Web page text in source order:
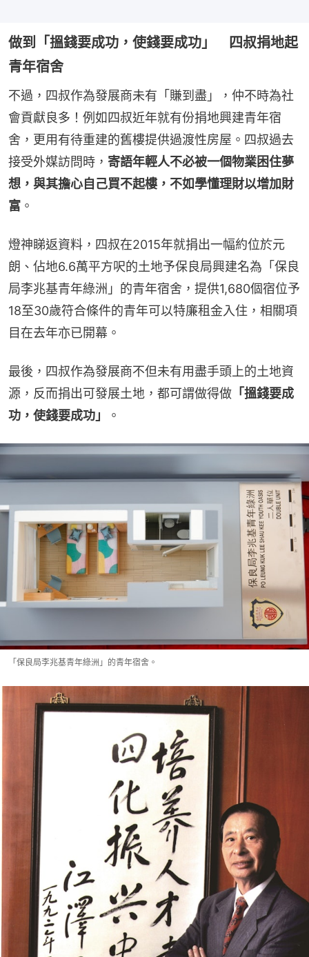
做到「搵錢要成功，使錢要成功」 四叔捐地起
青年宿舍
不過，四叔作為發展商未有「賺到盡」，仲不時為社
會貢獻良多！例如四叔近年就有份捐地興建青年宿
舍，更用有待重建的舊樓提供過渡性房屋。四叔過去
接受外媒訪問時， 寄語年輕人不必被一個物業困住夢
想，與其擔心自己買不起樓，不如學懂理財以增加財
富 。
燈神睇返資料，四叔在2015年就捐出一幅約位於元
朗、佔地6.6萬平方呎的土地予保良局興建名為「保良
局李兆基青年綠洲」的青年宿舍，提供1,680個宿位予
18至30歲符合條件的青年可以特廉租金入住，相關項
目在去年亦已開幕。
最後，四叔作為發展商不但未有用盡手頭上的土地資
源，反而捐出可發展土地，都可謂做得做 「搵錢要成
功，使錢要成功」
。
「保良局李兆基青年綠洲」的青年宿舍。